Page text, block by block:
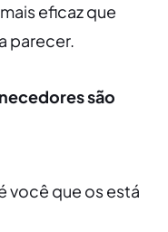
eficaz que
parecer.
são
você que os está